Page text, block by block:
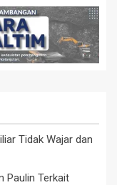
Tidak Wajar dan
Paulin Terkait